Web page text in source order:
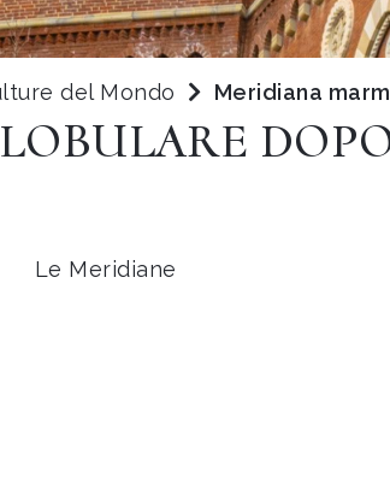
del Mondo Meridiana
Le Meridiane